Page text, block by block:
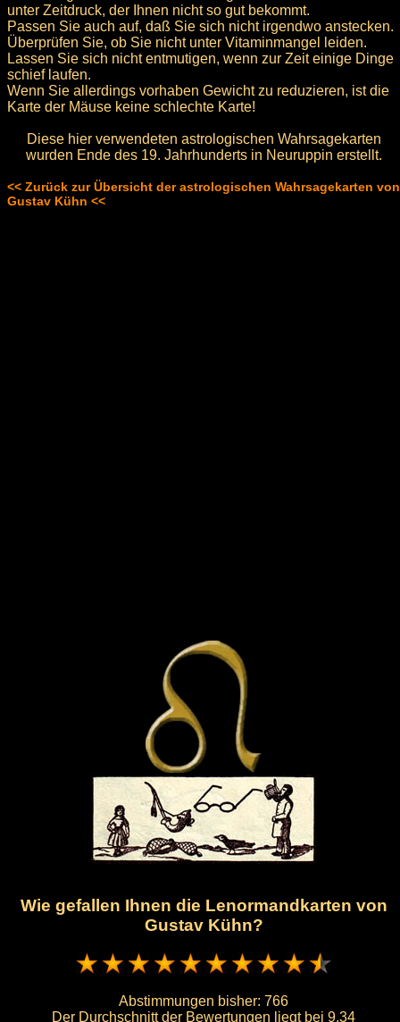
unter Zeitdruck, der Ihnen nicht so gut bekommt.
Passen Sie auch auf, daß Sie sich nicht irgendwo anstecken.
Überprüfen Sie, ob Sie nicht unter Vitaminmangel leiden.
Lassen Sie sich nicht entmutigen, wenn zur Zeit einige Dinge
schief laufen.
Wenn Sie allerdings vorhaben Gewicht zu reduzieren, ist die
Karte der Mäuse keine schlechte Karte!
Diese hier verwendeten astrologischen Wahrsagekarten
wurden Ende des 19. Jahrhunderts in Neuruppin erstellt.
<< Zurück zur Übersicht der astrologischen Wahrsagekarten von
Gustav Kühn <<
Wie gefallen Ihnen die Lenormandkarten von
Gustav Kühn?
Abstimmungen bisher: 766
Der Durchschnitt der Bewertungen liegt bei 9.34